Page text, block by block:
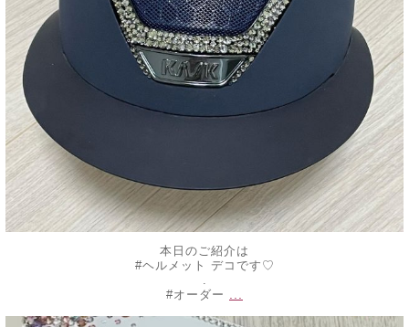
本日のご紹介は
#ヘルメット デコです♡
#オーダー